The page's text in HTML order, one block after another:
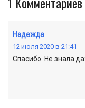
Надежда:
12 июля 2020 в 21:41
Спасибо. Не знала